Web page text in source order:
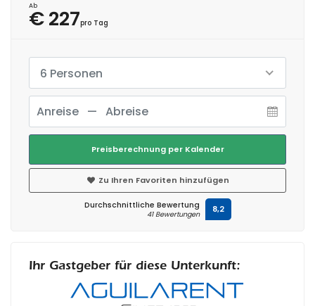
Ab
€ 227pro Tag
6 Personen
Preisberechnung per Kalender
Zu Ihren Favoriten hinzufügen
Durchschnittliche Bewertung
41 Bewertungen 8,2
Ihr Gastgeber für diese Unterkunft: